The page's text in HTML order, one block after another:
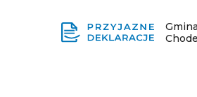
Gmina